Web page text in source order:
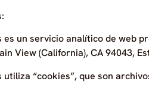
es un servicio analítico de web
View (California), CA 94043,
utiliza “cookies”, que son